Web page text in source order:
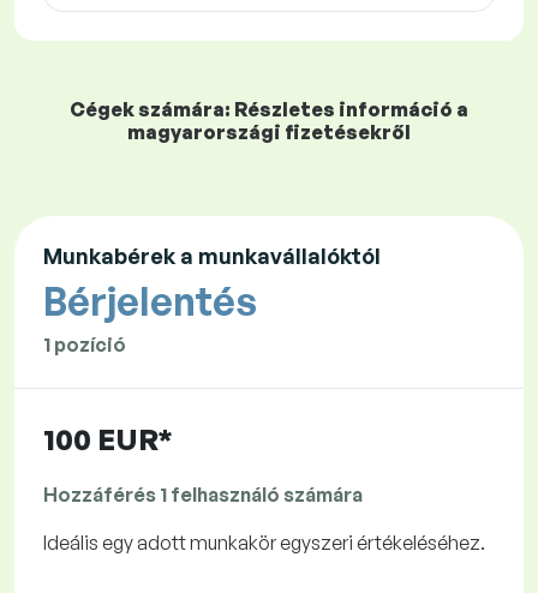
Cégek számára: Részletes információ a
magyarországi fizetésekről
Munkabérek a munkavállalóktól
Bérjelentés
1 pozíció
100 EUR*
Hozzáférés 1 felhasználó számára
Ideális egy adott munkakör egyszeri értékeléséhez.